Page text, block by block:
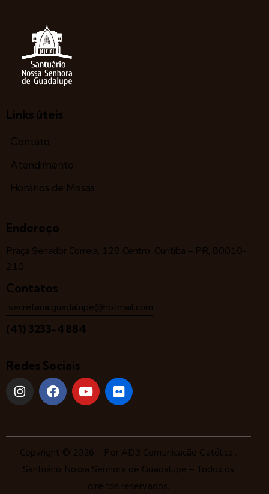
Links úteis
Contato
Atendimento
Horários de Missas
Endereço
Praça Senador Correia, 128 Centro, Curitiba – PR, 80010-
210
Contatos
secretaria.guadalupe@hotmail.com
(41) 3233-4884
Redes Sociais
Copyright © 2026 – Por AD3 Comunicação Católica .
Santuário Nossa Senhora de Guadalupe – Todos os
direitos reservados.